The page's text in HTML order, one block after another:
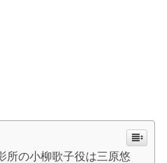
所の小柳歌子役は三原悠